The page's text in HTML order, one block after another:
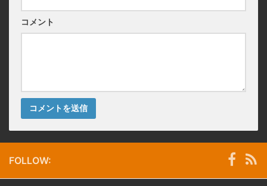
コメント
FOLLOW: